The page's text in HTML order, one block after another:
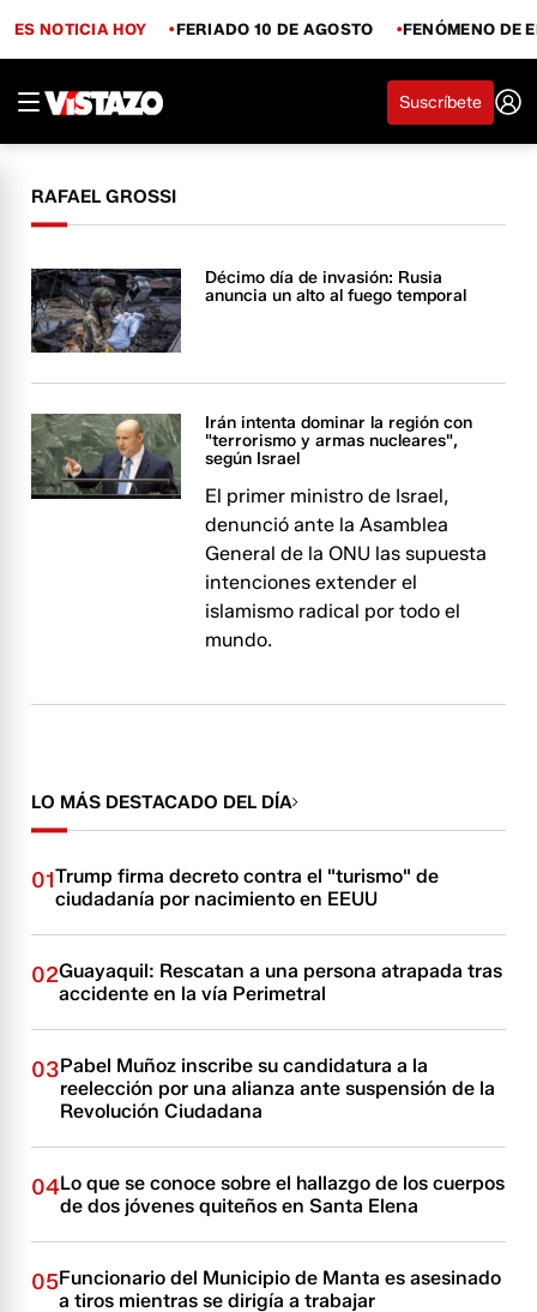
ES NOTICIA HOY FERIADO 10 DE AGOSTO FENÓMENO DE
Suscríbete
RAFAEL GROSSI
Décimo día de invasión: Rusia
anuncia un alto al fuego temporal
Irán intenta dominar la región con
"terrorismo y armas nucleares",
según Israel
El primer ministro de Israel,
denunció ante la Asamblea
General de la ONU las supuesta
intenciones extender el
islamismo radical por todo el
mundo.
LO MÁS DESTACADO DEL DÍA
01Trump firma decreto contra el "turismo" de
ciudadanía por nacimiento en EEUU
02Guayaquil: Rescatan a una persona atrapada tras
accidente en la vía Perimetral
03Pabel Muñoz inscribe su candidatura a la
reelección por una alianza ante suspensión de la
Revolución Ciudadana
04Lo que se conoce sobre el hallazgo de los cuerpos
de dos jóvenes quiteños en Santa Elena
05Funcionario del Municipio de Manta es asesinado
a tiros mientras se dirigía a trabajar